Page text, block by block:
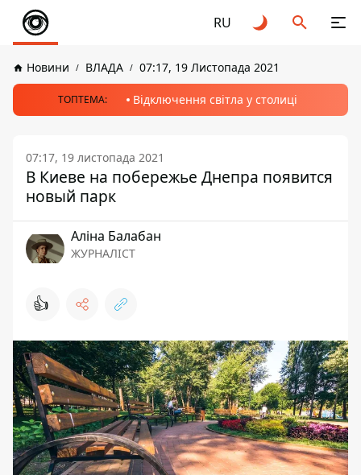
RU
Новини ВЛАДА 07:17, 19 Листопада 2021
ТОПТЕМА: Відключення світла у столиці
07:17, 19 листопада 2021
В Киеве на побережье Днепра появится
новый парк
Аліна Балабан
ЖУРНАЛІСТ
👍